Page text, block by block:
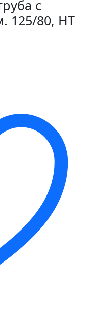
с
125/80, HT